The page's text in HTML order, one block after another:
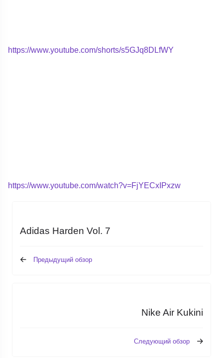
https://www.youtube.com/shorts/s5GJq8DLfWY
https://www.youtube.com/watch?v=FjYECxIPxzw
Adidas Harden Vol. 7
Предыдущий обзор
Nike Air Kukini
Следующий обзор